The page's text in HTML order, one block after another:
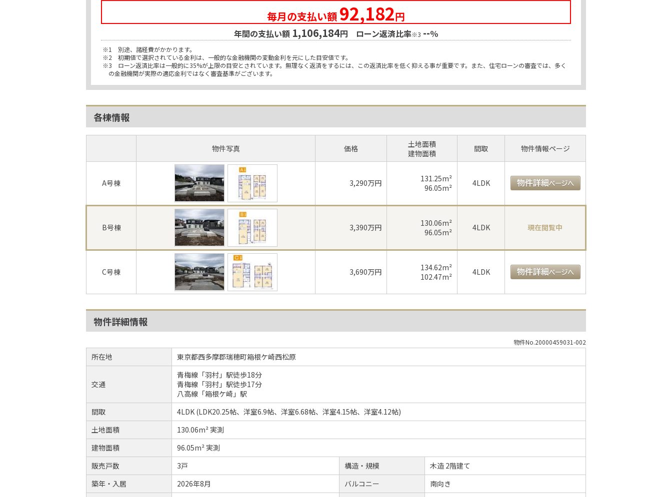
毎月の支払い額 92,182円
年間の支払い額 1,106,184円 ローン返済比率※3 --％
※1 別途、諸経費がかかります。
※2 初期値で選択されている金利は、一般的な金融機関の変動金利を元にした目安値です。
※3 ローン返済比率は一般的に35%が上限の目安とされています。無理なく返済をするには、この返済比率を低く抑える事が重要です。また、住宅ローンの審査では、多く
の金融機関が実際の適応金利ではなく審査基準がございます。
各棟情報
物件写真 価格
土地面積
建物面積
間取 物件情報ページ
A号棟 3,290万円
131.25m²
96.05m²
4LDK
B号棟 3,390万円
130.06m²
96.05m²
4LDK 現在閲覧中
C号棟 3,690万円
134.62m²
102.47m²
4LDK
物件詳細情報
物件No.20000459031-002
所在地 東京都西多摩郡瑞穂町箱根ケ崎西松原
交通
青梅線「羽村」駅徒歩18分
青梅線「羽村」駅徒歩17分
八高線「箱根ケ崎」駅
間取
4LDK (LDK20.25帖、洋室6.9帖、洋室6.68帖、洋室4.15帖、洋室4.12帖)
土地面積
130.06m² 実測
建物面積
96.05m² 実測
販売戸数
3戸 構造・規模
木造 2階建て
築年・入居
2026年8月 バルコニー
南向き